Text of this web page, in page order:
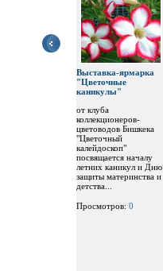
Выставка-ярмарка
"Цветочные
каникулы"
от клуба
коллекционеров-
цветоводов Бишкека
"Цветочный
калейдоскоп"
посвящается началу
летних каникул и Дню
защиты материнства и
детства...
Просмотров: 0